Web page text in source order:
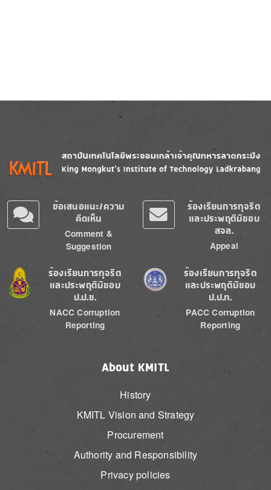
Image
ข้อเสนอแนะ/ความ
คิดเห็น
Comment &
Suggestion
ร้องเรียนการทุจริต
และประพฤติมิชอบ
สจล.
Appeal
Image
ร้องเรียนการทุจริต
และประพฤติมิชอบ
ป.ป.ช.
NACC Corruption
Reporting
Image
ร้องเรียนการทุจริต
และประพฤติมิชอบ
ป.ป.ท.
PACC Corruption
Reporting
About KMITL
History
KMITL Vision and Strategy
Procurement
Authority and Responsibility
Privacy policies